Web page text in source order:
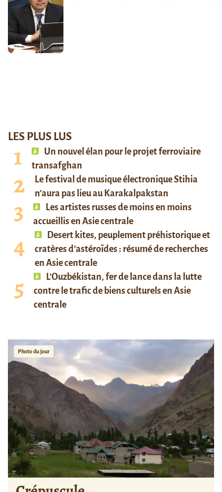
LES PLUS LUS
Un nouvel élan pour le projet ferroviaire
transafghan
Le festival de musique électronique Stihia
n’aura pas lieu au Karakalpakstan
Les artistes russes de moins en moins
accueillis en Asie centrale
Desert kites, peuplement préhistorique et
cratères d’astéroïdes : résumé de recherches
en Asie centrale
L’Ouzbékistan, fer de lance dans la lutte
contre le trafic de biens culturels en Asie
centrale
Photo du jour